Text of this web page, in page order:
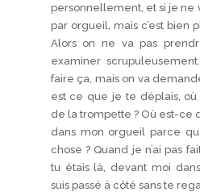
personnellement, et si je ne
par orgueil, mais c’est bien
Alors on ne va pas
examiner
faire ça, mais on va
est ce que je te déplais, où
de la trompette ? Où est-ce
dans mon orgueil parce
chose ? Quand je n’ai pas
tu étais là, devant moi
suis passé à côté sans te